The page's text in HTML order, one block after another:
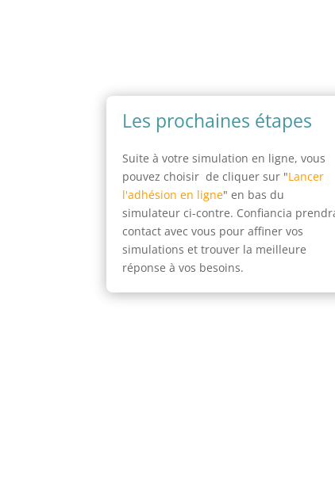
Les prochaines étapes
Suite à votre simulation en ligne, vous
pouvez choisir de cliquer sur "Lancer
l'adhésion en ligne" en bas du
simulateur ci-contre. Confiancia
contact avec vous pour affiner vos
simulations et trouver la meilleure
réponse à vos besoins.